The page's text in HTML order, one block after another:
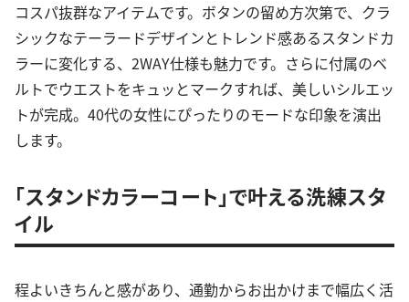
コスパ抜群なアイテムです。ボタンの留め方次第で、クラ
シックなテーラードデザインとトレンド感あるスタンドカ
ラーに変化する、2WAY仕様も魅力です。さらに付属のベ
ルトでウエストをキュッとマークすれば、美しいシルエッ
トが完成。40代の女性にぴったりのモードな印象を演出
します。
「スタンドカラーコート」で叶える洗練スタ
イル
程よいきちんと感があり、通勤からお出かけまで幅広く活